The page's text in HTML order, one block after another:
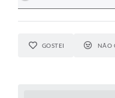
GOSTEI NÃO